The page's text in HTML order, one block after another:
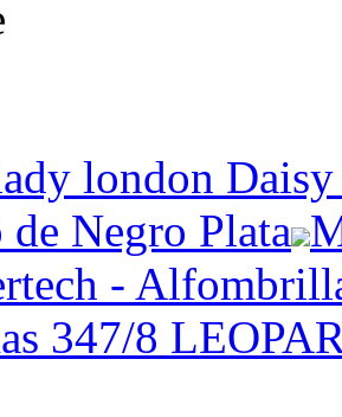
london
Negro Plata
-
347/8